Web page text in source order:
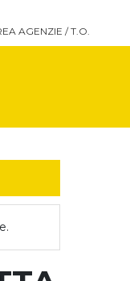
AGENZIE / T.O.